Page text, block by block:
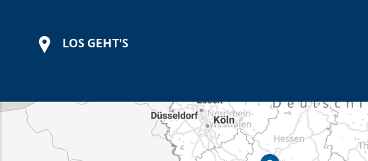
LOS GEHT'S